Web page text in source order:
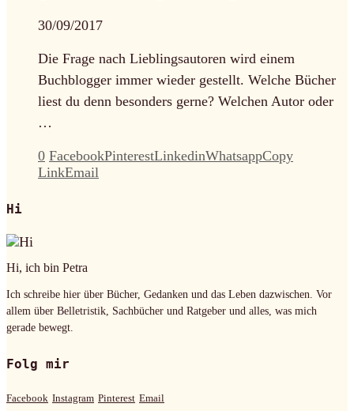
30/09/2017
Die Frage nach Lieblingsautoren wird einem
Buchblogger immer wieder gestellt. Welche Bücher
liest du denn besonders gerne? Welchen Autor oder
…
0 FacebookPinterestLinkedinWhatsappCopy
LinkEmail
Hi
Hi, ich bin Petra
Ich schreibe hier über Bücher, Gedanken und das Leben dazwischen. Vor
allem über Belletristik, Sachbücher und Ratgeber und alles, was mich
gerade bewegt.
Folg mir
Facebook Instagram Pinterest Email